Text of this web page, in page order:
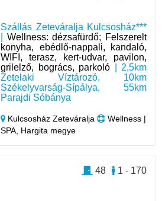
Szállás Zeteváralja Kulcsosház***
Wellness: dézsafürdő; Felszerelt
konyha, ebédlő-nappali, kandaló,
WIFI, terasz, kert-udvar, pavilon,
grilelző, bogrács, parkoló | 2,5km
Zetelaki Víztározó, 10km
Székelyvarság-Sípálya, 55km
Parajdi Sóbánya
Kulcsosház Zeteváralja
Wellness |
SPA, Hargita megye
1 - 170
48